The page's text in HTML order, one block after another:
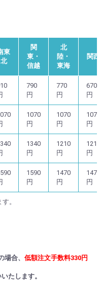
東
北
関
東・
信越
北
陸・
東海
関西
790
円
770
円
670
円
1070
円
1070
円
1070
円
1340
円
1210
円
1210
円
1590
円
1470
円
1470
円
。
合、 低額注文手数料330円
たします。